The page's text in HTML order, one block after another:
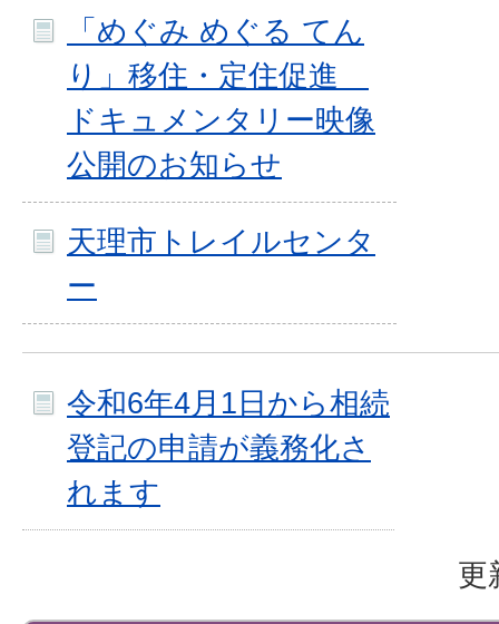
「めぐみ めぐる てん
り」移住・定住促進
ドキュメンタリー映像
公開のお知らせ
天理市トレイルセンタ
ー
令和6年4月1日から相続
登記の申請が義務化さ
れます
更